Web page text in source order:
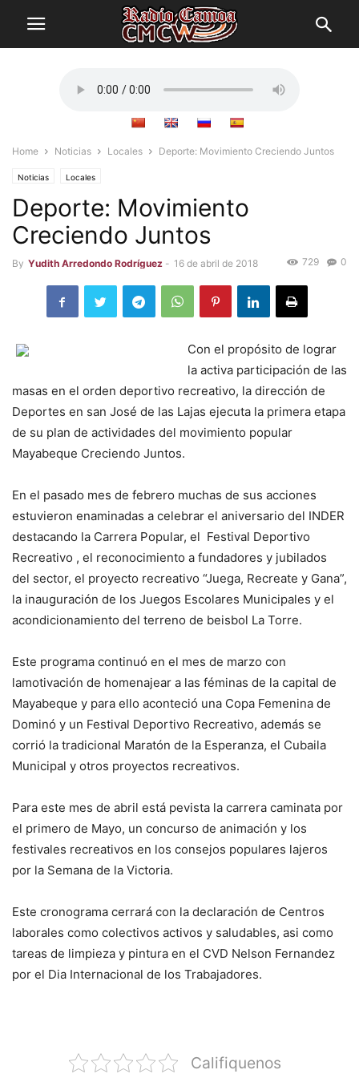
Home Noticias Locales Deporte: Movimiento Creciendo Juntos
Noticias Locales
Deporte: Movimiento
Creciendo Juntos
By Yudith Arredondo Rodríguez - 16 de abril de 2018 0
729
Con el propósito de lograr
la activa participación de las
masas en el orden deportivo recreativo, la dirección de
Deportes en san José de las Lajas ejecuta la primera etapa
de su plan de actividades del movimiento popular
Mayabeque Creciendo Juntos.
En el pasado mes de febrero muchas de sus acciones
estuvieron enaminadas a celebrar el aniversario del INDER
destacando la Carrera Popular, el Festival Deportivo
Recreativo , el reconocimiento a fundadores y jubilados
del sector, el proyecto recreativo “Juega, Recreate y Gana”,
la inauguración de los Juegos Escolares Municipales y el
acondicionamiento del terreno de beisbol La Torre.
Este programa continuó en el mes de marzo con
lamotivación de homenajear a las féminas de la capital de
Mayabeque y para ello aconteció una Copa Femenina de
Dominó y un Festival Deportivo Recreativo, además se
corrió la tradicional Maratón de la Esperanza, el Cubaila
Municipal y otros proyectos recreativos.
Para este mes de abril está pevista la carrera caminata por
el primero de Mayo, un concurso de animación y los
festivales recreativos en los consejos populares lajeros
por la Semana de la Victoria.
Este cronograma cerrará con la declaración de Centros
laborales como colectivos activos y saludables, asi como
tareas de limpieza y pintura en el CVD Nelson Fernandez
por el Dia Internacional de los Trabajadores.
Califiquenos